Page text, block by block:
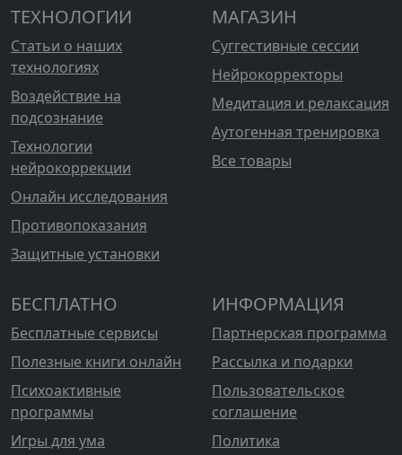
ТЕХНОЛОГИИ
Статьи о наших
технологиях
Воздействие на
подсознание
Технологии
нейрокоррекции
Онлайн исследования
Противопоказания
Защитные установки
МАГАЗИН
Суггестивные сессии
Нейрокорректоры
Медитация и релаксация
Аутогенная тренировка
Все товары
БЕСПЛАТНО
Бесплатные сервисы
Полезные книги онлайн
Психоактивные
программы
Игры для ума
ИНФОРМАЦИЯ
Партнерская программа
Рассылка и подарки
Пользовательское
соглашение
Политика